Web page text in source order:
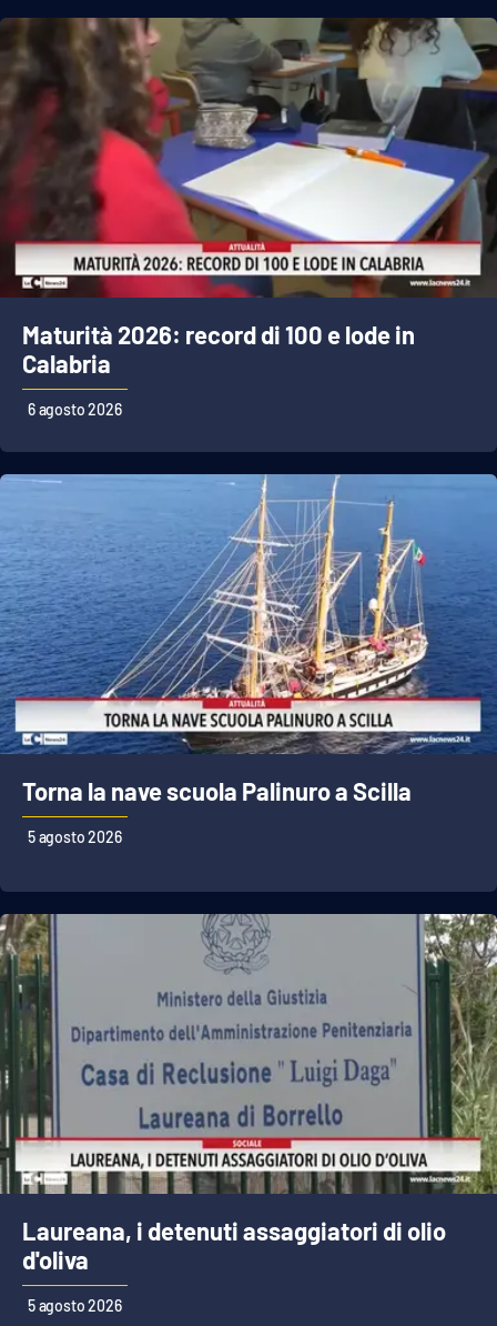
Crotone
Vibo Valentia
Reggio Calabria
Cosenza
Lamezia Terme
PROGETTI
SPECIALI
Buona Sanità Calabria
LA
CALABRIAVISIONE
Destinazioni
Eventi
Food
Storie
NETWORK
Lacplay.it
Lactv.it
Laconair.it
Lacitymag.it
Lacapitalenews.it
Ilreggino.it
Cosenzachannel.it
Ilvibonese.it
Catanzarochannel.it
Maturità 2026: record di 100 e lode in
Calabria
6 agosto 2026
Torna la nave scuola Palinuro a Scilla
5 agosto 2026
Laureana, i detenuti assaggiatori di olio
d'oliva
5 agosto 2026